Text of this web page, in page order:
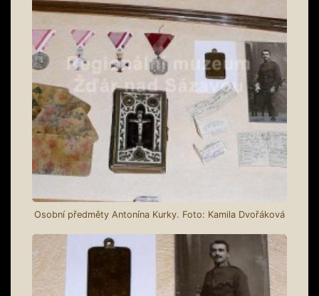
Osobní předměty Antonína Kurky. Foto: Kamila Dvořáková